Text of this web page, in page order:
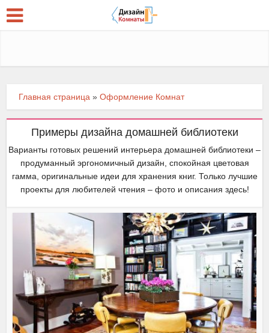
Главная страница »Оформление Комнат
Примеры дизайна домашней библиотеки
Варианты готовых решений интерьера домашней библиотеки –
продуманный эргономичный дизайн, спокойная цветовая
гамма, оригинальные идеи для хранения книг. Только лучшие
проекты для любителей чтения – фото и описания здесь!